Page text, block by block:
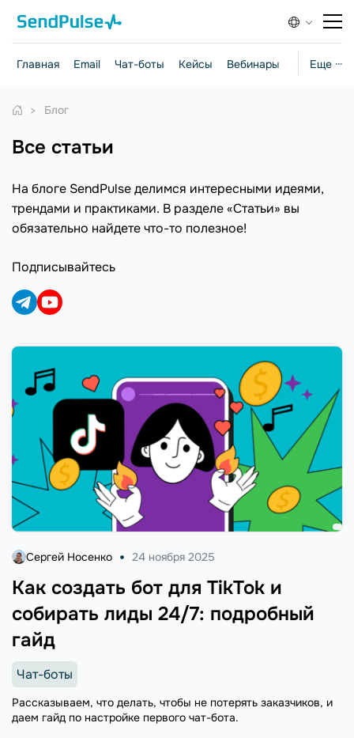
Еще ···
Главная Email Чат-боты Кейсы Вебинары Стратегии
Блог
Все статьи
На блоге SendPulse делимся интересными идеями,
трендами и практиками. В разделе «Статьи» вы
обязательно найдете что-то полезное!
Подписывайтесь
Как создать бот для TikTok и
собирать лиды 24/7: подробный
гайд
Сергей Носенко 24 ноября 2025
Чат-боты
Рассказываем, что делать, чтобы не потерять заказчиков, и
даем гайд по настройке первого чат-бота.